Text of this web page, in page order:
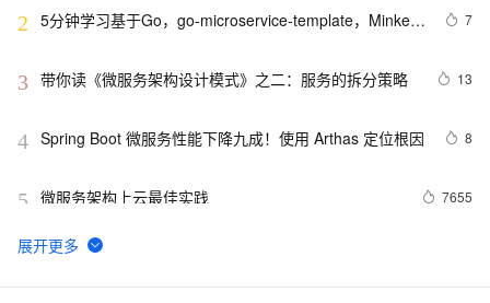
2 5分钟学习基于Go，go-microservice-template，Minke的
7
3 带你读《微服务架构设计模式》之二：服务的拆分策略 13
4 Spring Boot 微服务性能下降九成！使用 Arthas 定位根因 8
5 微服务架构上云最佳实践 7655
6
黑马程序员2024最新SpringCloud微服务开发与实战 个人